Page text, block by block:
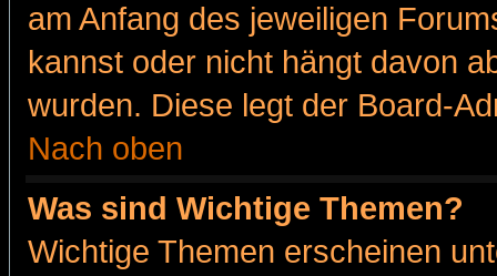
am Anfang des jeweiligen
kannst oder nicht hängt davon
wurden. Diese legt der Board-
Nach oben
Was sind Wichtige Themen?
Wichtige Themen erscheinen